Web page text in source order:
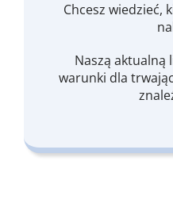
Chcesz wiedzieć,
Naszą aktualną
warunki dla